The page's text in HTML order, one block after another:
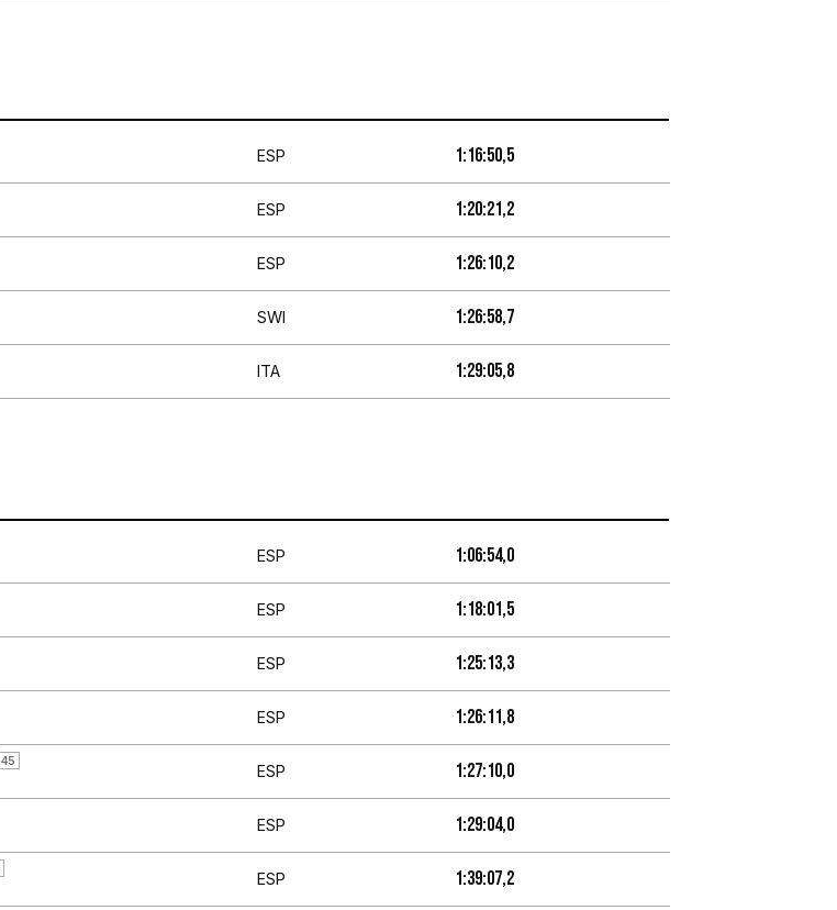
ESP 1:16:50,5
ESP 1:20:21,2
ESP 1:26:10,2
SWI 1:26:58,7
ITA 1:29:05,8
ESP 1:06:54,0
ESP 1:18:01,5
ESP 1:25:13,3
ESP 1:26:11,8
45
ESP 1:27:10,0
ESP 1:29:04,0
ESP 1:39:07,2